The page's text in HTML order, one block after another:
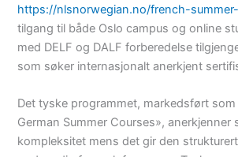
https://nlsnorwegian.no/french-
tilgang til både Oslo campus og online
med DELF og DALF forberedelse
som søker internasjonalt anerkjent
Det tyske programmet, markedsført
German Summer Courses»,
kompleksitet mens det gir den